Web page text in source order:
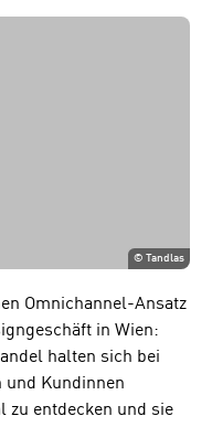
© Tandlas
Omnichannel-Ansatz
in Wien:
halten sich bei
und Kundinnen
zu entdecken und sie